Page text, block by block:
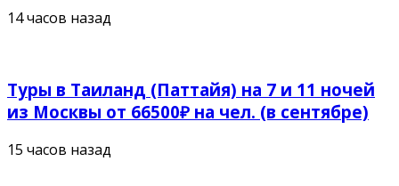
14 часов назад
Туры в Таиланд (Паттайя) на 7 и 11 ночей
из Москвы от 66500₽ на чел. (в сентябре)
15 часов назад